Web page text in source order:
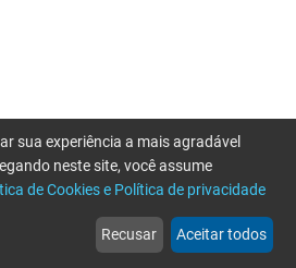
web
Notícias
more_horiz
Mais
sua experiência a mais agradável
neste site, você assume
de Cookies e Política de privacidade
Recusar Aceitar todos
por favor tente novamente